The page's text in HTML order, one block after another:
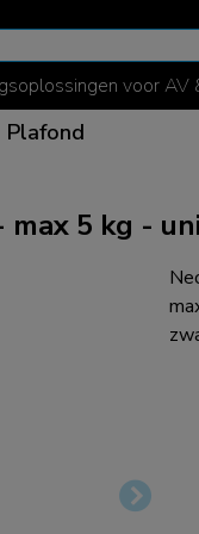
voor AV
De
Effectieve
Plafond
Flexibele
Speciale
max 5 kg -